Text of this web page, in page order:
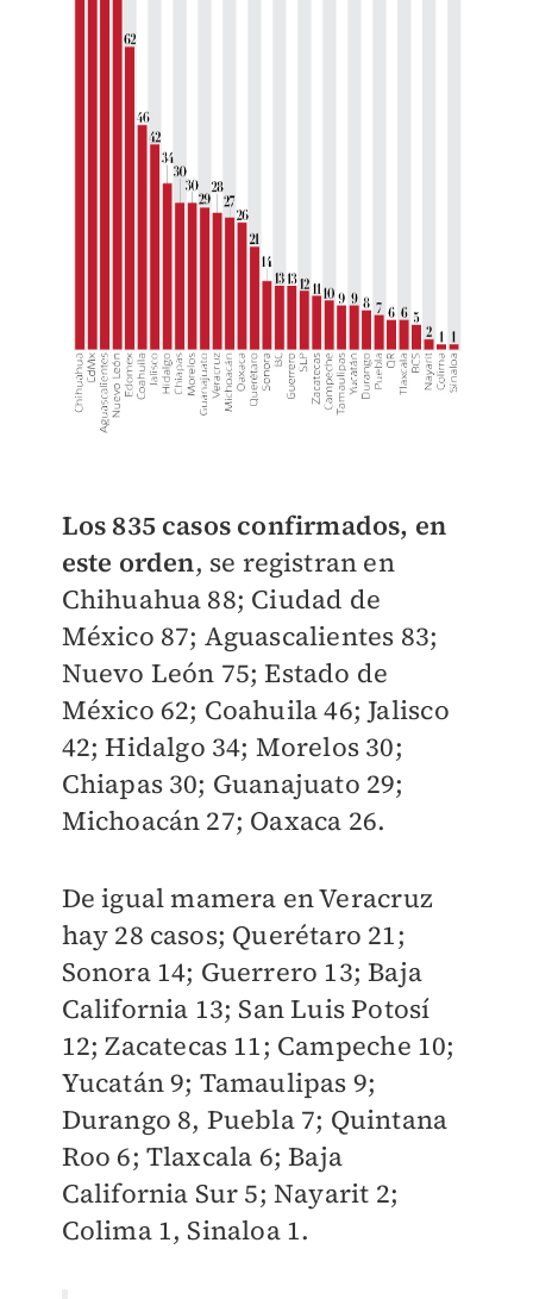
Los 835 casos confirmados, en
este orden, se registran en
Chihuahua 88; Ciudad de
México 87; Aguascalientes 83;
Nuevo León 75; Estado de
México 62; Coahuila 46; Jalisco
42; Hidalgo 34; Morelos 30;
Chiapas 30; Guanajuato 29;
Michoacán 27; Oaxaca 26.
De igual mamera en Veracruz
hay 28 casos; Querétaro 21;
Sonora 14; Guerrero 13; Baja
California 13; San Luis Potosí
12; Zacatecas 11; Campeche 10;
Yucatán 9; Tamaulipas 9;
Durango 8, Puebla 7; Quintana
Roo 6; Tlaxcala 6; Baja
California Sur 5; Nayarit 2;
Colima 1, Sinaloa 1.